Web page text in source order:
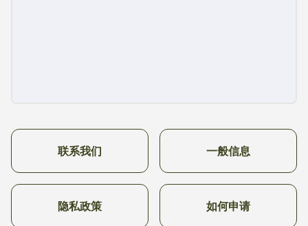
联系我们 一般信息
隐私政策 如何申请